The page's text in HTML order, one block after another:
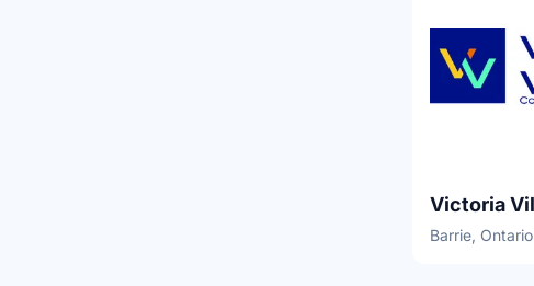
Barrie, Ontario